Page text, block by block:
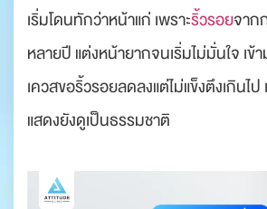
เริ่มโดนทักว่าหน้าแก่ เพราะริ้วรอยจาก
หลายปี แต่งหน้ายากจนเริ่มไม่มั่นใจ เ
เควสขอริ้วรอยลดลงแต่ไม่แข็งตึงเกินไ
แสดงยังดูเป็นธรรมชาติ